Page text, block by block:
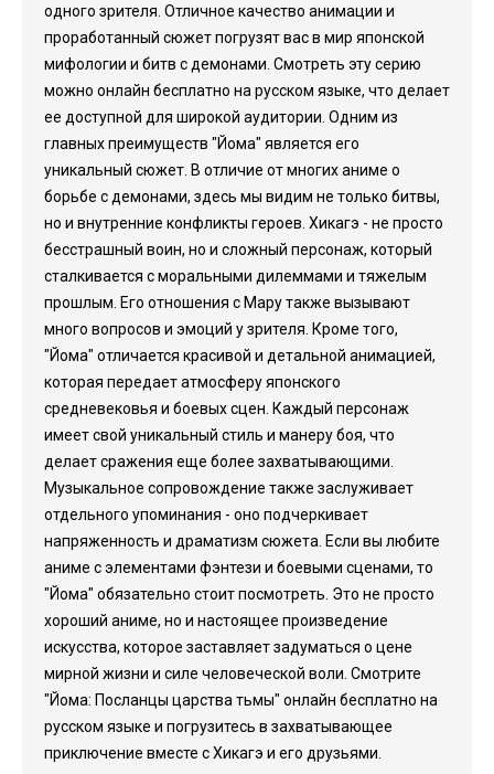
одного зрителя. Отличное качество анимации и
проработанный сюжет погрузят вас в мир японской
мифологии и битв с демонами. Смотреть эту серию
можно онлайн бесплатно на русском языке, что делает
ее доступной для широкой аудитории. Одним из
главных преимуществ "Йома" является его
уникальный сюжет. В отличие от многих аниме о
борьбе с демонами, здесь мы видим не только битвы,
но и внутренние конфликты героев. Хикагэ - не просто
бесстрашный воин, но и сложный персонаж, который
сталкивается с моральными дилеммами и тяжелым
прошлым. Его отношения с Мару также вызывают
много вопросов и эмоций у зрителя. Кроме того,
"Йома" отличается красивой и детальной анимацией,
которая передает атмосферу японского
средневековья и боевых сцен. Каждый персонаж
имеет свой уникальный стиль и манеру боя, что
делает сражения еще более захватывающими.
Музыкальное сопровождение также заслуживает
отдельного упоминания - оно подчеркивает
напряженность и драматизм сюжета. Если вы любите
аниме с элементами фэнтези и боевыми сценами, то
"Йома" обязательно стоит посмотреть. Это не просто
хороший аниме, но и настоящее произведение
искусства, которое заставляет задуматься о цене
мирной жизни и силе человеческой воли. Смотрите
"Йома: Посланцы царства тьмы" онлайн бесплатно на
русском языке и погрузитесь в захватывающее
приключение вместе с Хикагэ и его друзьями.